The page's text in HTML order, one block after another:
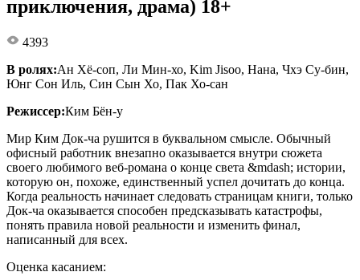
приключения, драма) 18+
4393
В ролях:Ан Хё-соп, Ли Мин-хо, Kim Jisoo, Нана, Чхэ Су-бин,
Юнг Сон Иль, Син Сын Хо, Пак Хо-сан
Режиссер:Ким Бён-у
Мир Ким Док-ча рушится в буквальном смысле. Обычный
офисный работник внезапно оказывается внутри сюжета
своего любимого веб-романа о конце света &mdash; истории,
которую он, похоже, единственный успел дочитать до конца.
Когда реальность начинает следовать страницам книги, только
Док-ча оказывается способен предсказывать катастрофы,
понять правила новой реальности и изменить финал,
написанный для всех.
Оценка касанием: